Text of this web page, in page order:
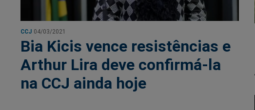
CCJ 04/03/2021
Bia Kicis vence resistências e
Arthur Lira deve confirmá-la
na CCJ ainda hoje